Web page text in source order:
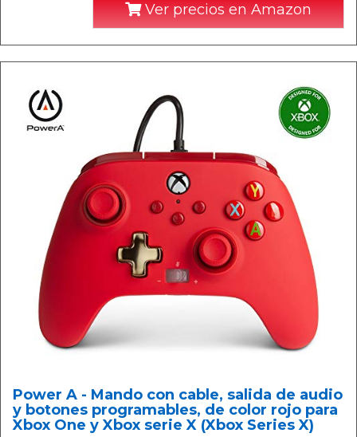
Ver precios en Amazon
Power A - Mando con cable, salida de audio
y botones programables, de color rojo para
Xbox One y Xbox serie X (Xbox Series X)